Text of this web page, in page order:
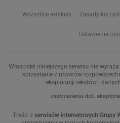
Wszystkie artykuły Zasady
Ustawienia
Właściciel niniejszego serwisu nie
korzystanie z utworów
eksploracji tekstów i
zastrzeżeniu dot.
Treści z serwisów internetowych Grupy